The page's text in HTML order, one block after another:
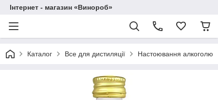
Інтернет - магазин «Винороб»
Каталог Все для дистиляції Настоювання алкоголю